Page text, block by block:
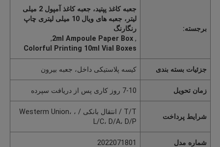
برجسته:
جعبه کاغذ پپتید، جعبه کاغذ آمپول 2 میلی
لیتر، جعبه های ویال 10 میلی لیتری چاپ
رنگارنگ
,
2ml Ampoule Paper Box
,
Colorful Printing 10ml Vial Boxes
جزئیات بسته بندی کیسه پلاستیکی داخل، جعبه بیرون
زمان تحویل 7-10 روز کاری پس از دریافت سپرده
شرایط پرداخت
T/T / انتقال بانکی / Westerm Union، ،
L/C، D/A، D/P
شماره مدل 2022071801